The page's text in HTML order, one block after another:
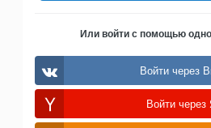
Или войти с помощью
Войти через
Войти через